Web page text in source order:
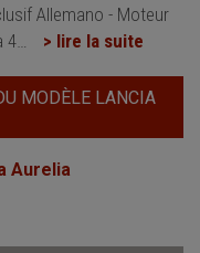
Allemano - Moteur
4
> lire la suite
MODÈLE LANCIA
Aurelia